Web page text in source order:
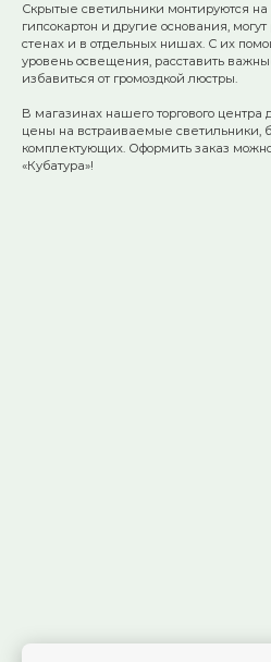
Скрытые светильники монтируются
гипсокартон и другие основания, могут
стенах и в отдельных нишах. С их
уровень освещения, расставить
избавиться от громоздкой люстры.
В магазинах нашего торгового центра
цены на встраиваемые светильники,
комплектующих. Оформить заказ
«Кубатура»!